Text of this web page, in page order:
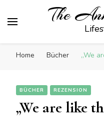
The
Home Bücher „We
BÜCHER REZENSION
„We are like